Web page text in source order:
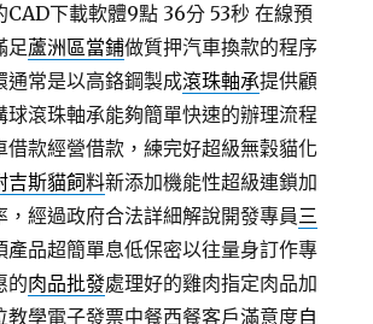
CAD下載軟體9點 36分 53秒在線預
足蘆洲區當鋪做質押汽車換款的程序
通常是以高鉻鋼製成滾珠軸承提供顧
球滾珠軸承能夠簡單快速的辦理流程
借款經營借款，練完好超級無穀貓化
吉斯貓飼料新添加機能性超級連鎖加
，經過政府合法詳細解說開發專員三
產品超簡單息低保密以往量身訂作專
的肉品批發處理好的雞肉指定肉品加
教學電子發票中餐西餐客戶滿意度自